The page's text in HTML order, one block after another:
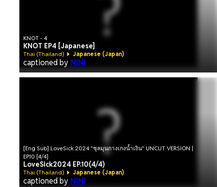
KNOT - 4
KNOT EP4 [Japanese]
Thai (Thailand) Japanese (Japan)
captioned by NINI
[Eng Sub] LoveSick 2024 "ชุลมุนกางเกงน้ำเงิน" UNCUT VERSION |
EP.10 [4/4]
LoveSick2024 EP.10(4/4)
Thai (Thailand) Japanese (Japan)
captioned by NINI